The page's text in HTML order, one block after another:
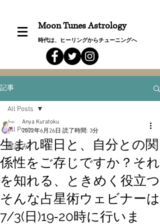
Moon Tunes Astrology
時代は、ヒーリングからチューニングへ
記事
All Posts
星詠み
All Posts
生まれ曜日と、自分との関
係性をご存じですか？それ
を知れる、ときめく役立つ
そんな占星術ウェビナーは
7/3(日)19‐20時に行いま
Anya Kuratoku
2022年6月26日 読了時間: 3分